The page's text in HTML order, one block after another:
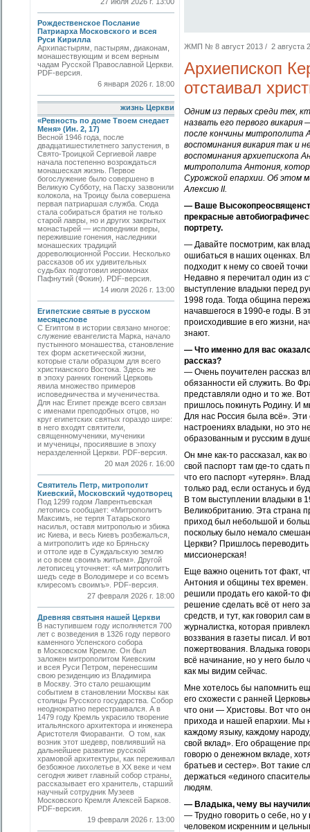
Рождественское Послание
Патриарха Московского и всея
Руси Кирилла
Архипастырям, пастырям, диаконам,
монашествующим и всем верным
чадам Русской Православной Церкви.
PDF-версия.
6 января 2026 г. 18:00
жизнь Церкви
«Ревность по доме Твоем снедает
Меня» (Ин. 2, 17)
Весной 1946 года, после
двадцатишестилетнего запустения, в
Свято-­Троицкой Сергиевой лавре
начала постепенно возрождаться
монашеская жизнь. Первое
богослужение было совершено в
Великую Субботу, на Пасху зазвонили
колокола, на Троицу была совершена
первая патриаршая служба. Сюда
стала собираться братия не только
старой лавры, но и других закрытых
монастырей — исповедники веры,
пережившие гонения, наследники
монашеских традиций
дореволюционной России. Несколько
рассказов об их удивительных
судьбах подготовил иеромонах
Пафнутий (Фокин). PDF-версия.
14 июля 2026 г. 13:00
Египетские святые в русском
месяцеслове
С Египтом в истории связано многое:
служение евангелиста Марка, начало
пустынного монашества, становление
тех форм аскетической жизни,
которые стали образцом для всего
христианского Востока. Здесь же
в эпоху ранних гонений Церковь
явила множество примеров
исповедничества и мученичества.
Для нас Египет прежде всего связан
с именами преподобных отцов, но
круг египетских святых гораздо шире:
в него входят святители,
священномученики, мученики
и мученицы, просиявшие в эпоху
неразделенной Церкви. PDF-версия.
20 мая 2026 г. 16:00
Святитель Петр, митрополит
Киевский, Московский чудотворец
Под 1299 годом Лаврентьевская
летопись сообщает: «Митрополитъ
Максимъ, не терпя Татарьского
насилья, оставя митрополью и збижа
ис Киева, и весь Киевъ розбежалъся,
а митрополитъ иде ко Бряньску
и оттоле иде в Суждальскую землю
и со всем своимъ житьем». Другой
летописец уточняет: «А митрополитъ
шедъ седе в Володимере и со всемъ
клиресомъ своимъ». PDF-версия.
27 февраля 2026 г. 18:00
Древняя святыня нашей Церкви
В наступившем году исполняется 700
лет с возведения в 1326 году первого
каменного Успенского собора
в Московском Кремле. Он был
заложен митрополитом Киевским
и всея Руси Петром, перенесшим
свою резиденцию из Владимира
в Москву. Это стало решающим
событием в становлении Москвы как
столицы Русского государства. Собор
неоднократно перестраивался. А в
1479 году Кремль украсило творение
итальянского архитектора и инженера
Аристотеля Фиораванти. О том, как
возник этот шедевр, повлиявший на
дальнейшее развитие русской
храмовой архитектуры, как переживал
безбожное лихолетье в ХХ веке и чем
сегодня живет главный собор страны,
рассказывает его хранитель, старший
научный сотрудник Музеев
Московского Кремля Алексей Барков.
PDF-версия.
19 февраля 2026 г. 13:00
ЖМП № 8 август 2013 / 2 августа
Архиепископ
отстаивал
Одним из первых среди тех,
назвать его первого
после кончины митрополита
воспоминания викария так и
воспоминания архиепископа
митрополита Антония,
Сурожской епархии. Об этом
Алексию II.
— Ваше
прекрасные
портрету.
— Давайте посмотрим, как
ошибаться в наших оценках.
подходит к нему со своей
Недавно я перечитал один из
выступление владыки перед
1998 года. Тогда община
начавшегося в 1990-е годы. В
происходившие в его жизни,
знают.
— Что именно для вас
рассказ?
— Очень поучителен рассказ
обязанности ей служить. Во
представляли одно и то же.
пришлось покинуть Родину. И
Для нас Россия была всё». Эти
настроениях владыки, но это
образованным и русским в
Он мне как-то рассказал, как
свой паспорт там где-то
что его паспорт «утерян».
только рад, если останусь и
В том выступлении владыки в
Великобританию. Эта страна
приход был небольшой и
поскольку было немало
Церкви? Пришлось
миссионерская!
Еще важно оценить тот факт,
Антония и общины тех
решили продать его какой-то
решение сделать всё от него
средств, и тут, как говорил
журналистка, которая
воззвания в газеты писал. И
пожертвования. Владыка
всё начинание, но у него было
как мы видим сейчас.
Мне хотелось бы напомнить
его схожести с ранней
что они — Христовы. Вот что
прихода и нашей епархии. Мы
каждому языку, каждому
свой вклад». Его обращение
говорю о денежном вкладе,
братьев и сестер». Вот такие
держаться «единого
людям.
— Владыка, чему вы
— Трудно говорить о себе, но
человеком искренним и